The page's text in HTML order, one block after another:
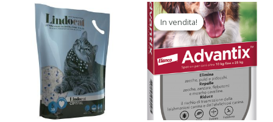
In vendita!
In vendita!
Il
prezzo
originale
era:
63,90 €.
Il
prezzo
attuale
è:
37,90 €.